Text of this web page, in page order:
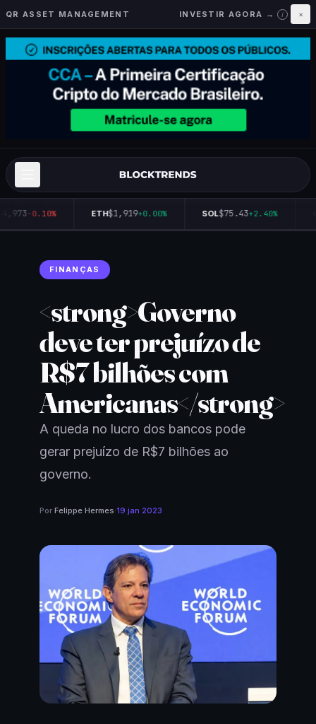
QR ASSET MANAGEMENT INVESTIR AGORA → i ×
-0.10% ETH$1,919+0.00% SOL$75.43+2.40%
FINANÇAS
<strong>Governo
deve ter prejuízo de
R$7 bilhões com
Americanas</strong>
A queda no lucro dos bancos pode
gerar prejuízo de R$7 bilhões ao
governo.
Por Felippe Hermes·19 jan 2023